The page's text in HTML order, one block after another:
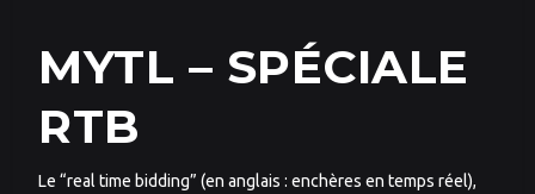
MYTL – SPÉCIALE
RTB
Le “real time bidding” (en anglais : enchères en temps réel),